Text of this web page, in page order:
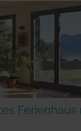
Ferienhaus